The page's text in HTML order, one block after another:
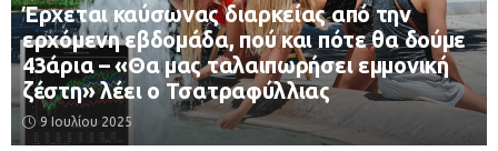
Έρχεται καύσωνας διαρκείας από την
ερχόμενη εβδομάδα, πού και πότε θα δούμε
43άρια – «Θα μας ταλαιπωρήσει εμμονική
ζέστη» λέει ο Τσατραφύλλιας
9 Ιουλίου 2025